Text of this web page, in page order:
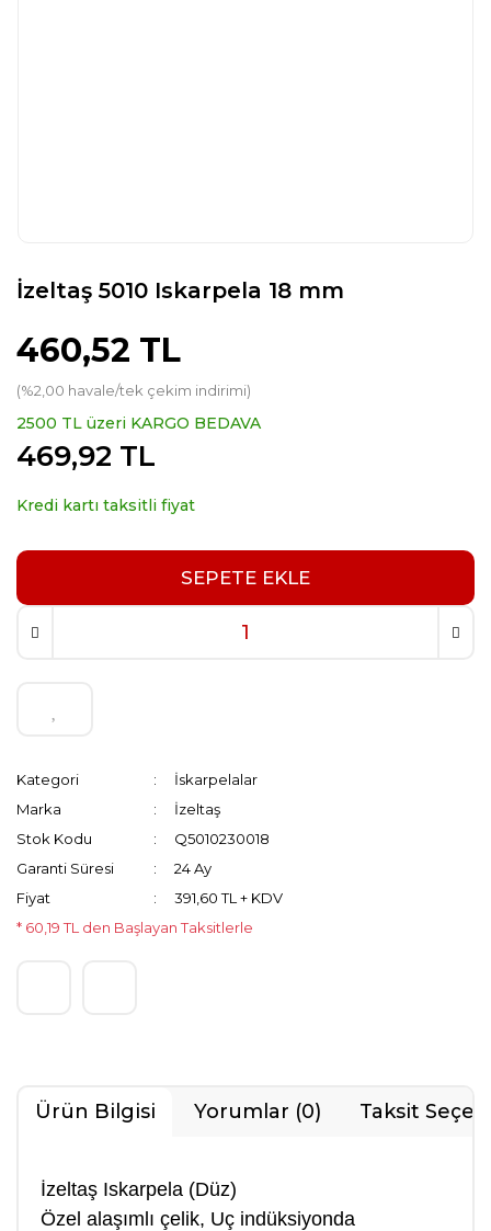
İzeltaş 5010 Iskarpela 18 mm
460,52 TL
(%2,00 havale/tek çekim indirimi)
2500 TL üzeri KARGO BEDAVA
469,92 TL
Kredi kartı taksitli fiyat
SEPETE EKLE
Kategori
İskarpelalar
Marka
İzeltaş
Stok Kodu
Q5010230018
Garanti Süresi
24 Ay
Fiyat
391,60 TL + KDV
* 60,19 TL den Başlayan Taksitlerle
Ürün Bilgisi Yorumlar (0) Taksit
İzeltaş Iskarpela (Düz)
Özel alaşımlı çelik, Uç indüksiyonda